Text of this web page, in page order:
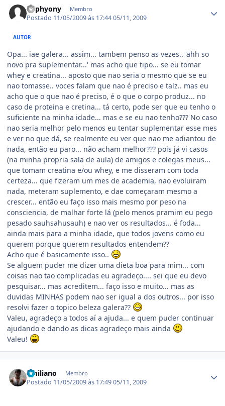
Luphyony Membro
Postado 11/05/2009 às 17:4405/11, 2009
AUTOR
Opa... iae galera... assim... tambem penso as vezes.. 'ahh so
novo pra suplementar...' mas acho que tipo... se eu tomar
whey e creatina... aposto que nao seria o mesmo que se eu
nao tomasse.. voces falam que nao é preciso e talz.. mas eu
acho que o que nao é preciso, é o que o corpo produz... no
caso de proteina e cretina... tá certo, pode ser que eu tenho o
suficiente na minha idade... mas e se eu nao tenho??? No caso
nao seria melhor pelo menos eu tentar suplementar esse mes
e ver no que dá, se realmente eu ver que nao me adiantou de
nada, então eu paro... não acham melhor??? pois já vi casos
(na minha propria sala de aula) de amigos e colegas meus...
que tomam creatina e/ou whey, e me disseram com toda
certeza... que fizeram um mes de academia, nao evoluiram
nada, meteram suplemento, e dae começaram mesmo a
crescer... então eu faço isso mais mesmo por peso na
consciencia, de malhar forte lá (pelo menos pramim eu pego
pesado sauhsahusauh) e nao ver os resultados... é foda...
ainda mais para a minha idade, que todos jovens como eu
querem porque querem resultados entendem??
Acho que é basicamente isso..
Se alguem puder me dizer uma dieta boa para mim... com
coisas nao tao complicadas eu agradeço.... sei que eu devo
pesquisar... mas acreditem... faço isso e muito... mas as
duvidas MINHAS podem nao ser igual a dos outros... por isso
resolvi fazer o topico beleza galera??
Valeu, agradeço a todos aí a ajuda... e quem puder continuar
ajudando e dando as dicas agradeço mais ainda
Valeu!
Emiliano Membro
Postado 11/05/2009 às 17:4905/11, 2009